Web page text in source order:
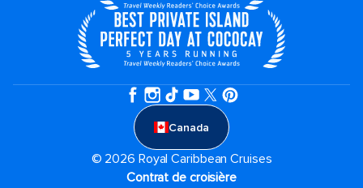
Canada
© 2026 Royal Caribbean Cruises
Contrat de croisière